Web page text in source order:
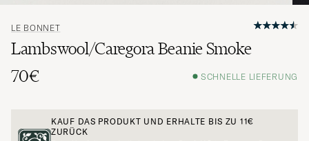
LE BONNET
Lambswool/Caregora Beanie Smoke
70€
SCHNELLE LIEFERUNG
KAUF DAS PRODUKT UND ERHALTE BIS ZU 11€
ZURÜCK